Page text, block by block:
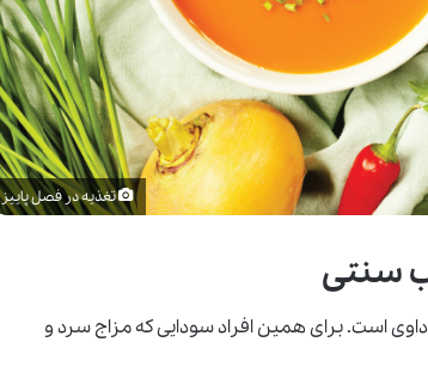
تغذیه در فصل پاییز
سنتی
است. برای همین افراد سودایی که مزاج سرد و